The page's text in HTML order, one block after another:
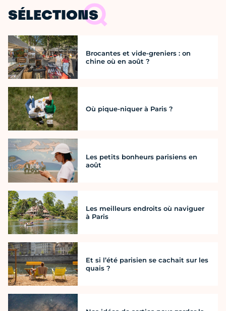
SÉLECTIONS
Brocantes et vide-greniers : on
chine où en août ?
Où pique-niquer à Paris ?
Les petits bonheurs parisiens en
août
Les meilleurs endroits où naviguer
à Paris
Et si l’été parisien se cachait sur les
quais ?